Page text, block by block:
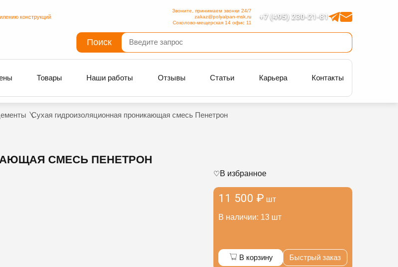
конструкций +7 (495) 230-21-81
Звоните, принимаем звонки 24/7
zakaz@polyalpan-msk.ru
Соколово-мещерская 14 офис 11
Поиск
Товары Наши работы Отзывы Статьи Карьера Контакты
Сухая гидроизоляционная проникающая смесь Пенетрон
СМЕСЬ ПЕНЕТРОН
11 500 ₽ шт
В наличии: 13 шт
В избранное
В корзину Быстрый заказ